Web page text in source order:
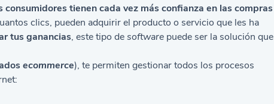
consumidores tienen cada vez más confianza en las compras
clics, pueden adquirir el producto o servicio que les ha
tus ganancias, este tipo desoftware puede ser la solución que
ecommerce), te permiten gestionar todos los procesos